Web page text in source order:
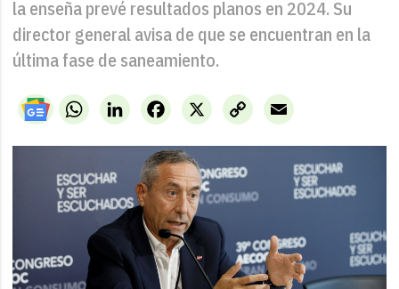
la enseña prevé resultados planos en 2024. Su
director general avisa de que se encuentran en la
última fase de saneamiento.
WhatsAppLinkedIn X
Facebook
Copy
Link
Email